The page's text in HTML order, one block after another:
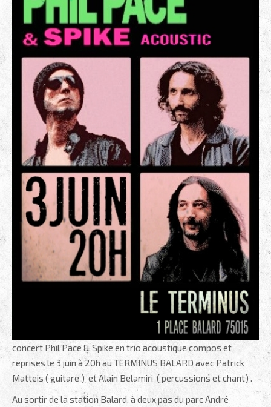
concert Phil Pace & Spike en trio acoustique compos et
reprises le 3 juin à 20h au TERMINUS BALARD avec Patrick
Matteis ( guitare ) et Alain Belamiri ( percussions et chant) .
Au sortir de la station Balard, à deux pas du parc André